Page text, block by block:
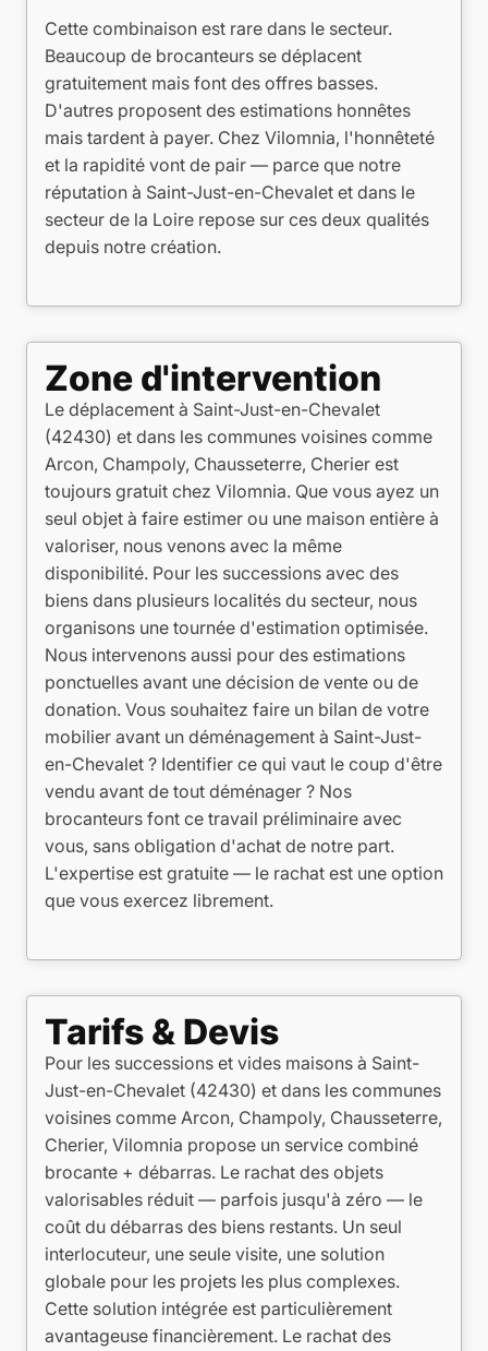
Cette combinaison est rare dans le secteur.
Beaucoup de brocanteurs se déplacent
gratuitement mais font des offres basses.
D'autres proposent des estimations honnêtes
mais tardent à payer. Chez Vilomnia, l'honnêteté
et la rapidité vont de pair — parce que notre
réputation à Saint-Just-en-Chevalet et dans le
secteur de la Loire repose sur ces deux qualités
depuis notre création.
Zone d'intervention
Le déplacement à Saint-Just-en-Chevalet
(42430) et dans les communes voisines comme
Arcon, Champoly, Chausseterre, Cherier est
toujours gratuit chez Vilomnia. Que vous ayez un
seul objet à faire estimer ou une maison entière à
valoriser, nous venons avec la même
disponibilité. Pour les successions avec des
biens dans plusieurs localités du secteur, nous
organisons une tournée d'estimation optimisée.
Nous intervenons aussi pour des estimations
ponctuelles avant une décision de vente ou de
donation. Vous souhaitez faire un bilan de votre
mobilier avant un déménagement à Saint-Just-
en-Chevalet ? Identifier ce qui vaut le coup d'être
vendu avant de tout déménager ? Nos
brocanteurs font ce travail préliminaire avec
vous, sans obligation d'achat de notre part.
L'expertise est gratuite — le rachat est une option
que vous exercez librement.
Tarifs & Devis
Pour les successions et vides maisons à Saint-
Just-en-Chevalet (42430) et dans les communes
voisines comme Arcon, Champoly, Chausseterre,
Cherier, Vilomnia propose un service combiné
brocante + débarras. Le rachat des objets
valorisables réduit — parfois jusqu'à zéro — le
coût du débarras des biens restants. Un seul
interlocuteur, une seule visite, une solution
globale pour les projets les plus complexes.
Cette solution intégrée est particulièrement
avantageuse financièrement. Le rachat des